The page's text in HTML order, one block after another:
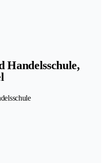
Handelsschule,